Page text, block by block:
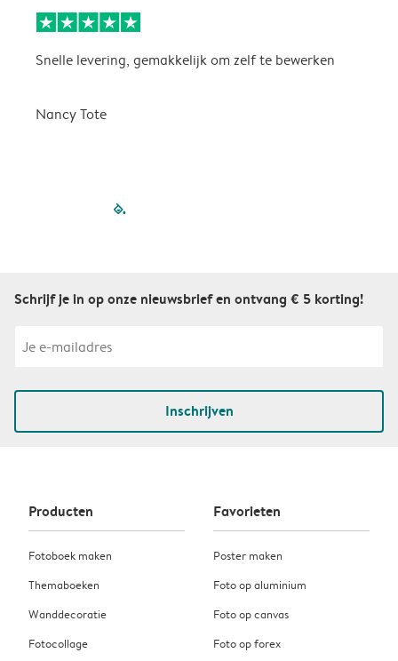
Snelle levering, gemakkelijk om zelf te bewerken
Nancy Tote
filled-pagination
Schrijf je in op onze nieuwsbrief en ontvang € 5 korting!
Inschrijven
Producten
Fotoboek maken
Themaboeken
Wanddecoratie
Fotocollage
Favorieten
Poster maken
Foto op aluminium
Foto op canvas
Foto op forex